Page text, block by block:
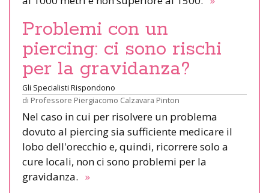
Problemi con un
piercing: ci sono rischi
per la gravidanza?
Gli Specialisti Rispondono
di Professore Piergiacomo Calzavara Pinton
Nel caso in cui per risolvere un problema
dovuto al piercing sia sufficiente medicare il
lobo dell'orecchio e, quindi, ricorrere solo a
cure locali, non ci sono problemi per la
gravidanza. »